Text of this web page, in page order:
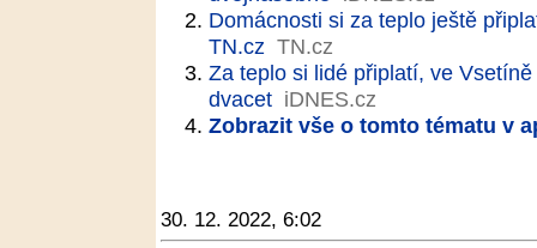
Domácnosti si za teplo ještě
TN.cz TN.cz
Za teplo si lidé připlatí, ve
dvacet iDNES.cz
Zobrazit vše o tomto tématu v
30. 12. 2022, 6:02